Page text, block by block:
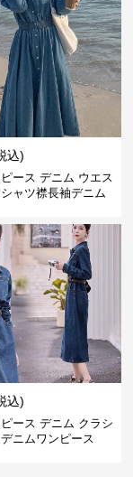
込)
ース デニム ウエス
ャツ襟長袖デニム
込)
ース デニム クラシ
ニムワンピース